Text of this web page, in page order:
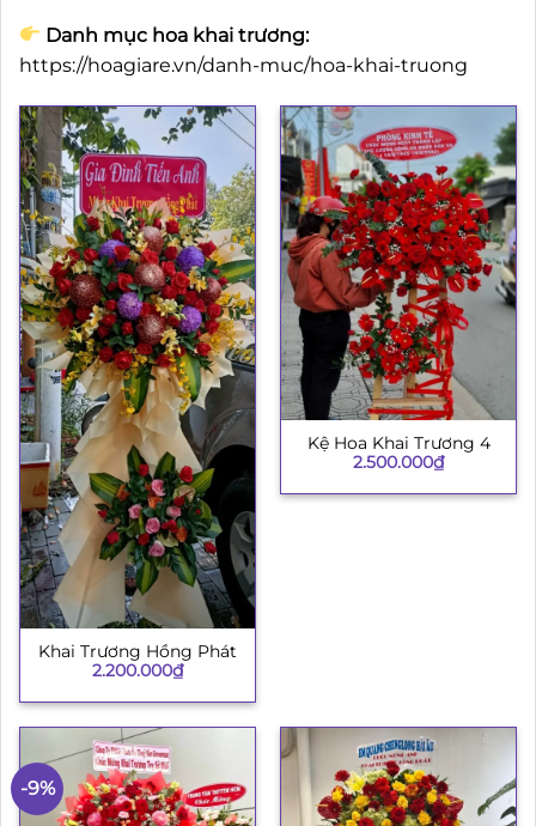
Danh mục hoa khai trương:
https://hoagiare.vn/danh-muc/hoa-khai-truong
Khai Trương Hồng Phát
2.200.000₫
Kệ Hoa Khai Trương 4
2.500.000₫
-9%